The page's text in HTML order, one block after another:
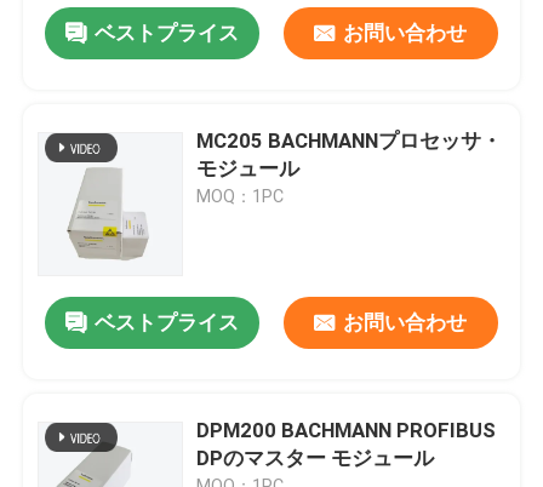
工場 ツアー
連絡 ください
引金 を 求め て ください
プログラム可能な論理のコントローラーPLC
ABB PLC モジュール
ベストプライス お問い合わせ
MC205 BACHMANNプロセッサ・
モジュール
MOQ：1PC
ベストプライス お問い合わせ
DPM200 BACHMANN PROFIBUS
DPのマスター モジュール